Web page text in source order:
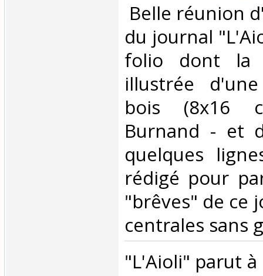
Belle réunion
du journal
folio dont la
illustrée
bois (8x16
Burnand - et
quelques
rédigé pour
"brêves" de ce
centrales sans
‎"L'Aioli" parut